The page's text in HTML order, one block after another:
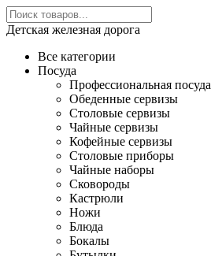
Детская железная дорога
Все категории
Посуда
Профессиональная посуда
Обеденные сервизы
Столовые сервизы
Чайные сервизы
Кофейные сервизы
Столовые приборы
Чайные наборы
Сковороды
Кастрюли
Ножи
Блюда
Бокалы